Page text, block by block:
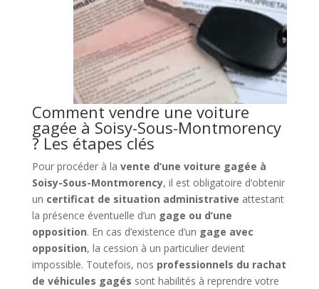
Comment vendre une voiture
gagée à Soisy-Sous-Montmorency
? Les étapes clés
Pour procéder à la vente d’une voiture gagée à
Soisy-Sous-Montmorency, il est obligatoire d’obtenir
un certificat de situation administrative attestant
la présence éventuelle d’un gage ou d’une
opposition. En cas d’existence d’un gage avec
opposition, la cession à un particulier devient
impossible. Toutefois, nos professionnels du rachat
de véhicules gagés sont habilités à reprendre votre